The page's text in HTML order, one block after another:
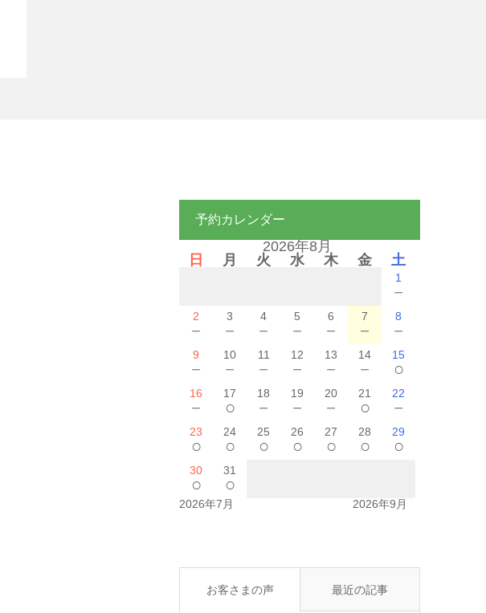
予約カレンダー
2026年8月
日
月 火 水 木 金 土
1
－
2
－
3
－
4
－
5
－
6
－
7
－
8
－
9
－
10
－
11
－
12
－
13
－
14
－
15
○
16
－
17
○
18
－
19
－
20
－
21
○
22
－
23
○
24
○
25
○
26
○
27
○
28
○
29
○
30
○
31
○
2026年7月 2026年9月
お客さまの声 最近の記事